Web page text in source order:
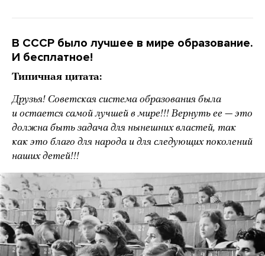
В СССР было лучшее в мире образование.
И бесплатное!
Типичная цитата:
Друзья! Советская система образования была
и остается самой лучшей в мире!!! Вернуть ее — это
должна быть задача для нынешних властей, так
как это благо для народа и для следующих поколений
наших детей!!!